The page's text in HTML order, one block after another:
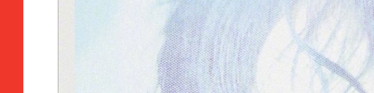
Festival K-Spark estreia em